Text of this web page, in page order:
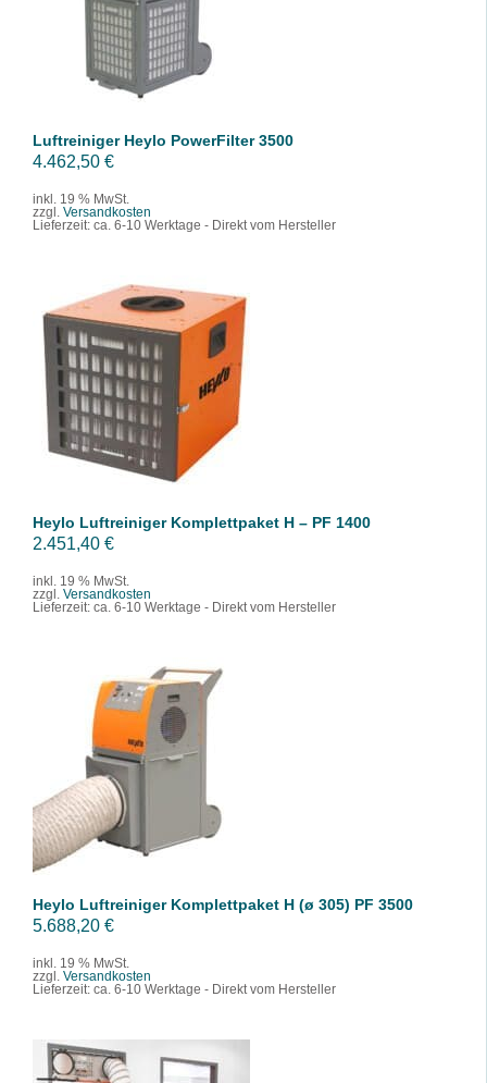
/
DETAILS
Luftreiniger Heylo PowerFilter 3500
4.462,50 €
inkl. 19 % MwSt.
zzgl. Versandkosten
Lieferzeit: ca. 6-10 Werktage - Direkt vom Hersteller
IN DEN WARENKORB
/
DETAILS
Heylo Luftreiniger Komplettpaket H – PF 1400
2.451,40 €
inkl. 19 % MwSt.
zzgl. Versandkosten
Lieferzeit: ca. 6-10 Werktage - Direkt vom Hersteller
IN DEN WARENKORB
/
Heylo Luftreiniger Komplettpaket H (ø 305) PF 3500
5.688,20 €
inkl. 19 % MwSt.
zzgl. Versandkosten
Lieferzeit: ca. 6-10 Werktage - Direkt vom Hersteller